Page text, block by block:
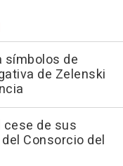
símbolos de
de Zelenski
cese de sus
Consorcio del